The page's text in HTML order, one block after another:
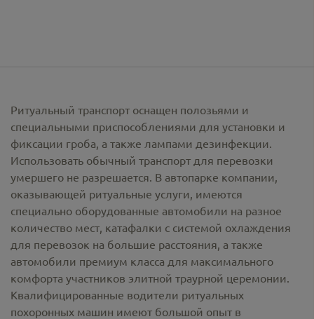
Ритуальный транспорт оснащен полозьями и
специальными приспособлениями для установки и
фиксации гроба, а также лампами дезинфекции.
Использовать обычный транспорт для перевозки
умершего не разрешается. В автопарке компании,
оказывающей ритуальные услуги, имеются
специально оборудованные автомобили на разное
количество мест, катафалки с системой охлаждения
для перевозок на большие расстояния, а также
автомобили премиум класса для максимального
комфорта участников элитной траурной церемонии.
Квалифицированные водители ритуальных
похоронных машин имеют большой опыт в